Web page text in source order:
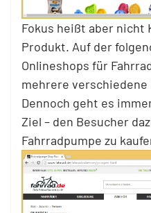
Fokus heißt aber nicht
Produkt. Auf der
Onlineshops für
mehrere
Dennoch geht es
Ziel – den Besucher
Fahrradpumpe zu